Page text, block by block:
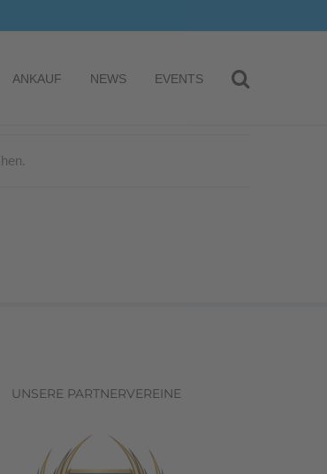
ANKAUF NEWS EVENTS
UNSERE PARTNERVEREINE